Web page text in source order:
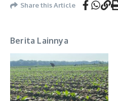
Share this Article
Berita Lainnya